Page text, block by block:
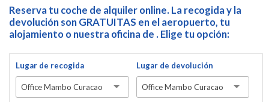
Reserva tu coche de alquiler online. La recogida y la
devolución son GRATUITAS en el aeropuerto, tu
alojamiento o nuestra oficina de . Elige tu opción:
Lugar de recogida
Office Mambo Curacao
Lugar de devolución
Office Mambo Curacao